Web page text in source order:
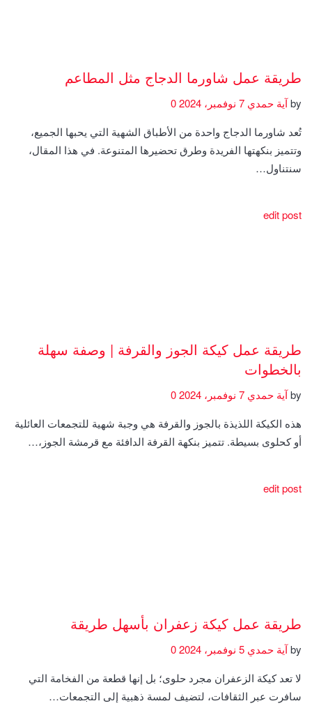
طريقة عمل شاورما الدجاج مثل المطاعم
byآية حمدي
تُعد شاورما الدجاج واحدة من الأطباق الشهية التي يحبها الجميع،
وتتميز بنكهتها الفريدة وطرق تحضيرها المتنوعة. في هذا المقال،
سنتناول…
edit post
طريقة عمل كيكة الجوز والقرفة | وصفة سهلة
بالخطوات
byآية حمدي
هذه الكيكة اللذيذة بالجوز والقرفة هي وجبة شهية للتجمعات العائلية
أو كحلوى بسيطة. تتميز بنكهة القرفة الدافئة مع قرمشة الجوز،…
edit post
طريقة عمل كيكة زعفران بأسهل طريقة
byآية حمدي
لا تعد كيكة الزعفران مجرد حلوى؛ بل إنها قطعة من الفخامة التي
سافرت عبر الثقافات، لتضيف لمسة ذهبية إلى التجمعات…